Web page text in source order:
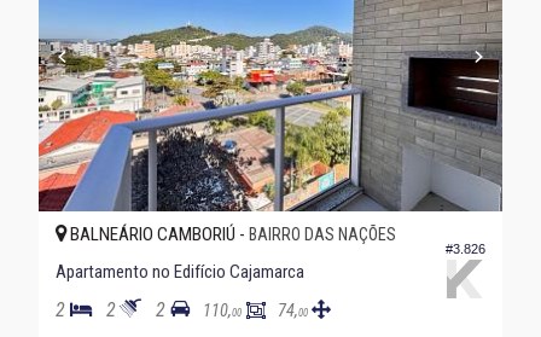
#3.826
BALNEÁRIO CAMBORIÚ - BAIRRO DAS NAÇÕES
Apartamento no Edifício Cajamarca
2 2 2 110,00 74,00